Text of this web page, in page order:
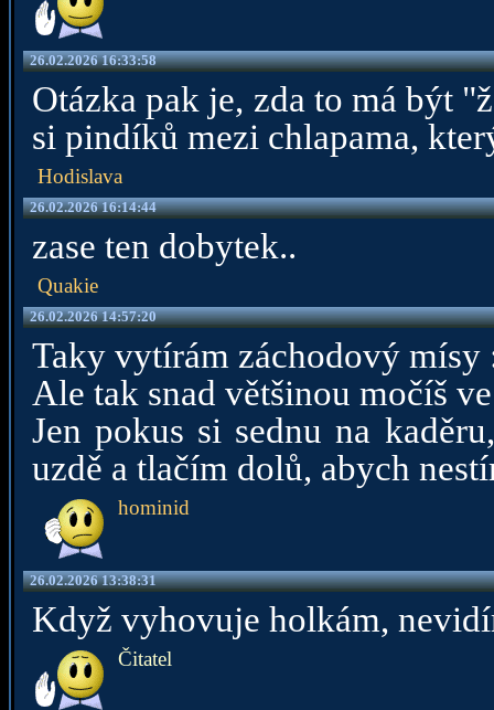
26.02.2026 16:33:58
Otázka pak je, zda to má být
si pindíků mezi chlapama,
Hodislava
26.02.2026 16:14:44
zase ten dobytek..
Quakie
26.02.2026 14:57:20
Taky vytírám záchodový mísy
Ale tak snad většinou močíš
Jen pokus si sednu na
uzdě a tlačím dolů, abych
hominid
26.02.2026 13:38:31
Když vyhovuje holkám,
Čitatel